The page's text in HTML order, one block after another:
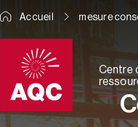
Centre
Accueil mesure